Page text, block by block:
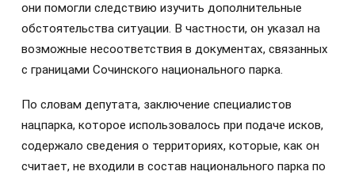
они помогли следствию изучить дополнительные
обстоятельства ситуации. В частности, он указал на
возможные несоответствия в документах, связанных
с границами Сочинского национального парка.
По словам депутата, заключение специалистов
нацпарка, которое использовалось при подаче исков,
содержало сведения о территориях, которые, как он
считает, не входили в состав национального парка по